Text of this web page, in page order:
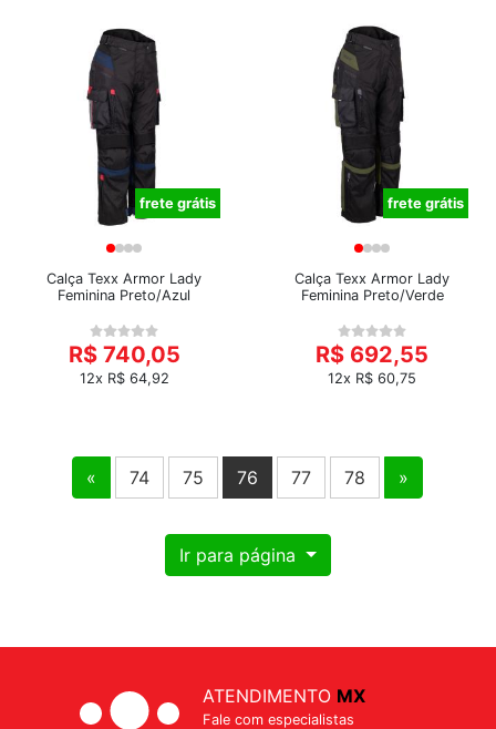
frete grátis
Calça Texx Armor Lady
Feminina Preto/Azul
R$ 740,05
12x R$ 64,92
frete grátis
Calça Texx Armor Lady
Feminina Preto/Verde
R$ 692,55
12x R$ 60,75
Ir para página
« 74 75 76 77 78 »
ATENDIMENTO MX
Fale com especialistas